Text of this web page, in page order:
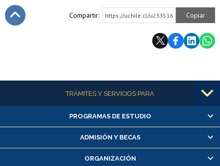
Compartir: https://uchile.cl/u233516 Copiar
Más informaciónTRÁMITES Y SERVICIOS PARA
Alumnas/os y exalumnas/os
Matrícula en línea
Inscripción y cambio de asignaturas
Consulta y certificado de notas
PROGRAMAS DE ESTUDIO
ADMISIÓN Y BECAS
ORGANIZACIÓN